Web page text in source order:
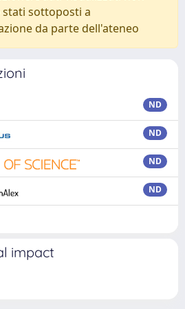
stati sottoposti a
da parte dell'ateneo
ND
ND
ND
ND
impact